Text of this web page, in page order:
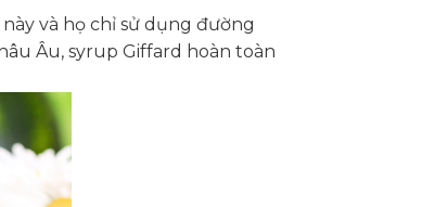
và họ chỉ sử dụng đường
Âu, syrup Giffard hoàn toàn